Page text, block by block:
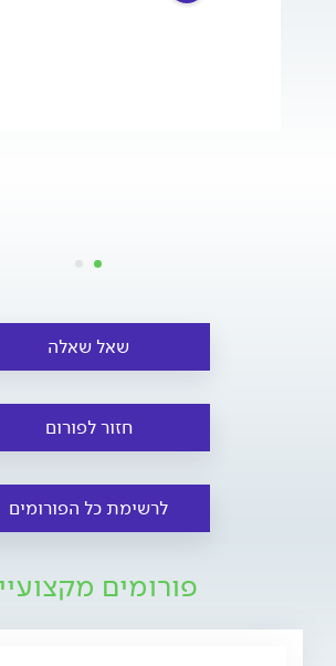
שאל שאלה
חזור לפורום
לרשימת כל הפורומים
פורומים